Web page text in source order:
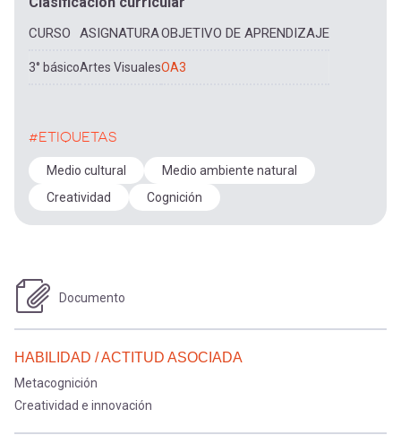
CURSO ASIGNATURAOBJETIVO DE APRENDIZAJE
3° básicoArtes VisualesOA3
#ETIQUETAS
Medio cultural
Medio ambiente natural
Creatividad
Cognición
Documento
HABILIDAD / ACTITUD ASOCIADA
Metacognición
Creatividad e innovación